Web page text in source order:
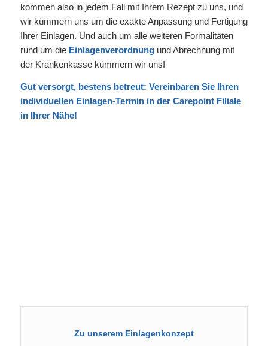
kommen also in jedem Fall mit Ihrem Rezept zu uns, und
wir kümmern uns um die exakte Anpassung und Fertigung
Ihrer Einlagen. Und auch um alle weiteren Formalitäten
rund um die Einlagenverordnungund Abrechnung mit
der Krankenkasse kümmern wir uns!
Gut versorgt, bestens betreut: Vereinbaren Sie Ihren
individuellen Einlagen-Termin in der Carepoint Filiale
in Ihrer Nähe!
Zu unserem Einlagenkonzept